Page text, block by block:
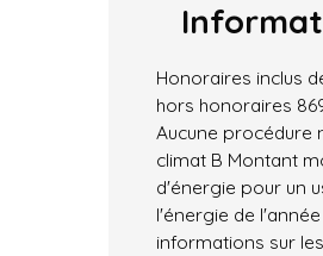
Honoraires inclus
hors honoraires
Aucune procédure
climat B Montant
d'énergie pour un
l'énergie de
informations sur